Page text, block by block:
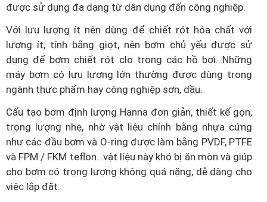
được sử dụng đa dạng từ dân dụng đến công nghiệp.
Với lưu lượng ít nên dùng để chiết rót hóa chất với
lượng ít, tính bằng giọt, nên bơm chủ yếu được sử
dụng để bơm chiết rót clo trong các hồ bơi…Những
máy bơm có lưu lượng lớn thường được dùng trong
ngành thực phẩm hay công nghiệp sơn, dầu.
Cấu tạo bơm định lượng Hanna đơn giản, thiết kế gọn,
trọng lượng nhẹ, nhờ vật liệu chính bằng nhựa cứng
như các đầu bơm và O-ring được làm bằng PVDF, PTFE
và FPM / FKM teflon…vật liệu này khó bị ăn mòn và giúp
cho bơm có trọng lượng không quá nặng, dễ dàng cho
việc lắp đặt.